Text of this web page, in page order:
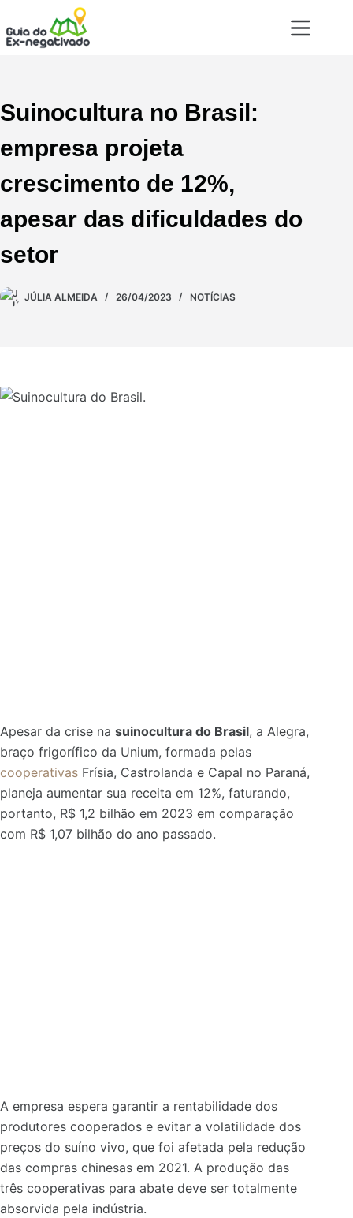
Suinocultura no Brasil:
empresa projeta
crescimento de 12%,
apesar das dificuldades do
setor
JÚLIA ALMEIDA 26/04/2023 NOTÍCIAS
Apesar da crise na suinocultura do Brasil, a Alegra,
braço frigorífico da Unium, formada pelas
cooperativas Frísia, Castrolanda e Capal no Paraná,
planeja aumentar sua receita em 12%, faturando,
portanto, R$ 1,2 bilhão em 2023 em comparação
com R$ 1,07 bilhão do ano passado.
A empresa espera garantir a rentabilidade dos
produtores cooperados e evitar a volatilidade dos
preços do suíno vivo, que foi afetada pela redução
das compras chinesas em 2021. A produção das
três cooperativas para abate deve ser totalmente
absorvida pela indústria.